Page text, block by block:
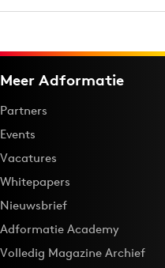
Meer Adformatie
Partners
Events
Vacatures
Whitepapers
Nieuwsbrief
Adformatie Academy
Volledig Magazine Archief